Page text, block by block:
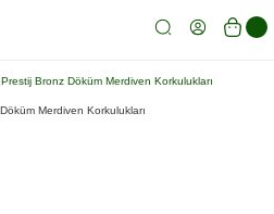
Prestij Bronz Döküm Merdiven Korkulukları